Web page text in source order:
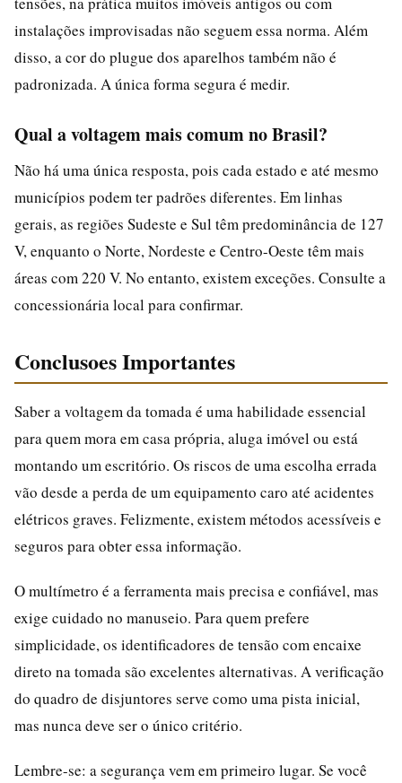
instalações improvisadas não seguem essa norma. Além
disso, a cor do plugue dos aparelhos também não é
padronizada. A única forma segura é medir.
Qual a voltagem mais comum no Brasil?
Não há uma única resposta, pois cada estado e até mesmo
municípios podem ter padrões diferentes. Em linhas
gerais, as regiões Sudeste e Sul têm predominância de 127
V, enquanto o Norte, Nordeste e Centro-Oeste têm mais
áreas com 220 V. No entanto, existem exceções. Consulte a
concessionária local para confirmar.
Conclusoes Importantes
Saber a voltagem da tomada é uma habilidade essencial
para quem mora em casa própria, aluga imóvel ou está
montando um escritório. Os riscos de uma escolha errada
vão desde a perda de um equipamento caro até acidentes
elétricos graves. Felizmente, existem métodos acessíveis e
seguros para obter essa informação.
O multímetro é a ferramenta mais precisa e confiável, mas
exige cuidado no manuseio. Para quem prefere
simplicidade, os identificadores de tensão com encaixe
direto na tomada são excelentes alternativas. A verificação
do quadro de disjuntores serve como uma pista inicial,
mas nunca deve ser o único critério.
Lembre-se: a segurança vem em primeiro lugar. Se você